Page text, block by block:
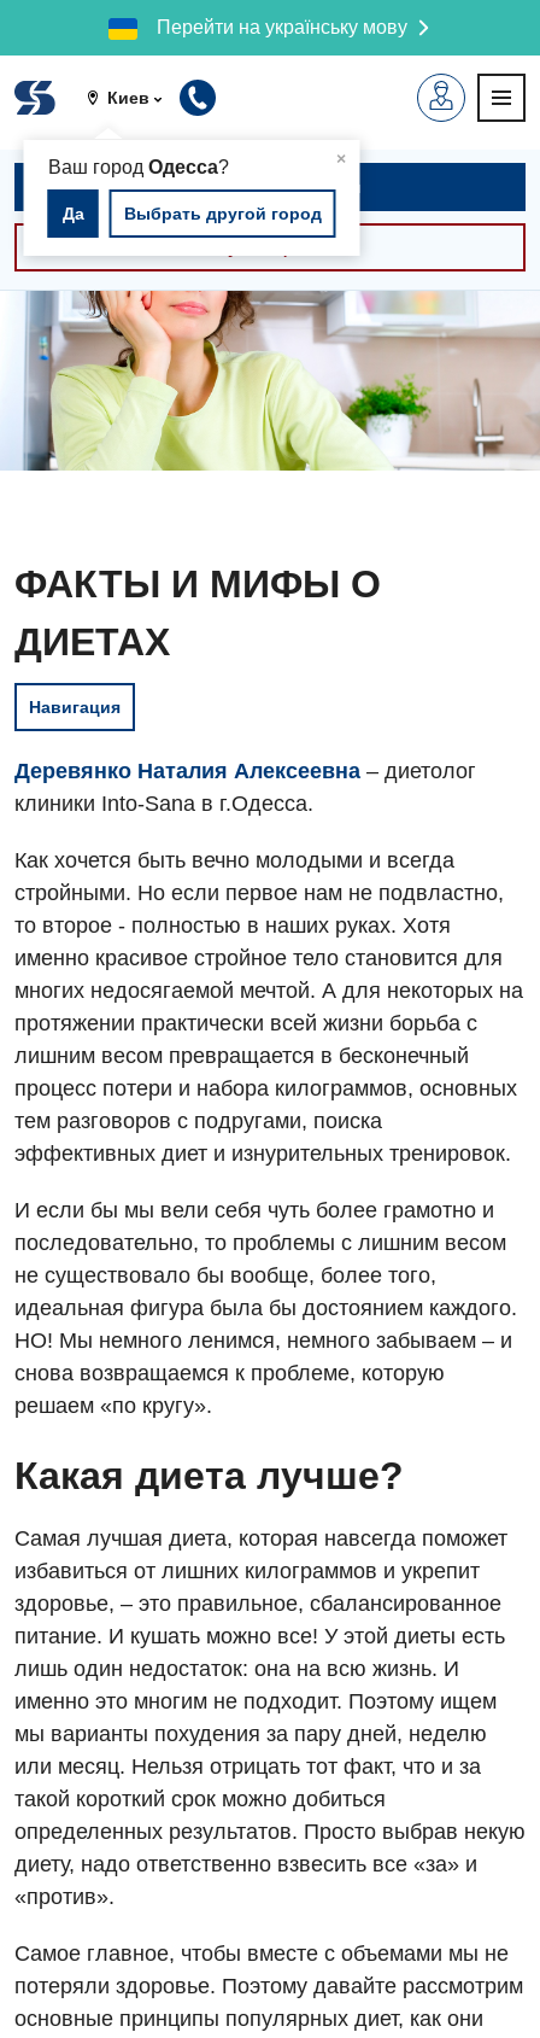
Перейти на українську мову
Киев
×
Ваш город Одесса?
Да Выбрать другой город
Записаться на приём
ФАКТЫ И МИФЫ О
ДИЕТАХ
Навигация
Деревянко Наталия Алексеевна – диетолог
клиники Into-Sana в г.Одесса.
Как хочется быть вечно молодыми и всегда
стройными. Но если первое нам не подвластно,
то второе - полностью в наших руках. Хотя
именно красивое стройное тело становится для
многих недосягаемой мечтой. А для некоторых на
протяжении практически всей жизни борьба с
лишним весом превращается в бесконечный
процесс потери и набора килограммов, основных
тем разговоров с подругами, поиска
эффективных диет и изнурительных тренировок.
И если бы мы вели себя чуть более грамотно и
последовательно, то проблемы с лишним весом
не существовало бы вообще, более того,
идеальная фигура была бы достоянием каждого.
НО! Мы немного ленимся, немного забываем – и
снова возвращаемся к проблеме, которую
решаем «по кругу».
Какая диета лучше?
Самая лучшая диета, которая навсегда поможет
избавиться от лишних килограммов и укрепит
здоровье, – это правильное, сбалансированное
питание. И кушать можно все! У этой диеты есть
лишь один недостаток: она на всю жизнь. И
именно это многим не подходит. Поэтому ищем
мы варианты похудения за пару дней, неделю
или месяц. Нельзя отрицать тот факт, что и за
такой короткий срок можно добиться
определенных результатов. Просто выбрав некую
диету, надо ответственно взвесить все «за» и
«против».
Самое главное, чтобы вместе с объемами мы не
потеряли здоровье. Поэтому давайте рассмотрим
основные принципы популярных диет, как они